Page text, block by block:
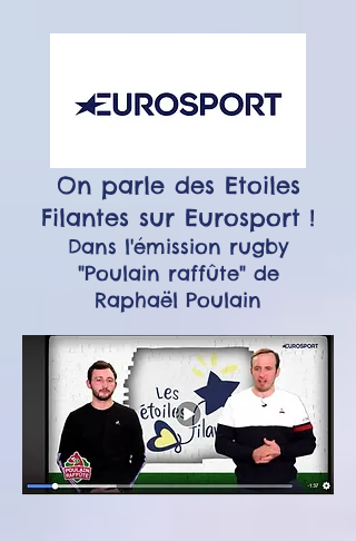
On parle des Etoiles
Filantes sur Eurosport !
Dans l'émission rugby
"Poulain raffûte" de
Raphaël Poulain